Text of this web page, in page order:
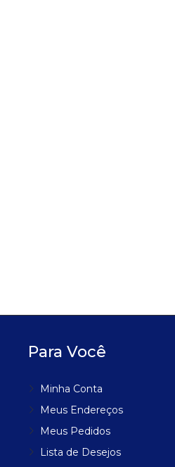
Para Você
Minha Conta
Meus Endereços
Meus Pedidos
Lista de Desejos